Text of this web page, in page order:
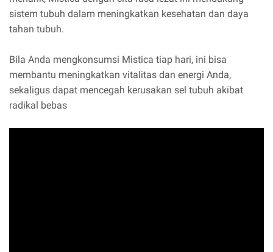
sistem tubuh dalam meningkatkan kesehatan dan daya
tahan tubuh.
Bila Anda mengkonsumsi Mistica tiap hari, ini bisa
membantu meningkatkan vitalitas dan energi Anda,
sekaligus dapat mencegah kerusakan sel tubuh akibat
radikal bebas